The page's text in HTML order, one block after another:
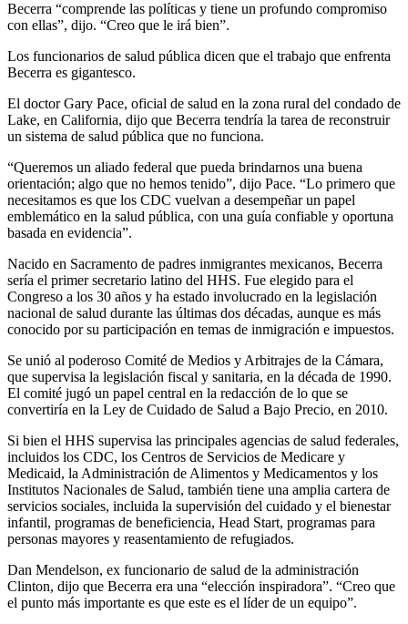
Becerra “comprende las políticas y tiene un profundo compromiso
con ellas”, dijo. “Creo que le irá bien”.
Los funcionarios de salud pública dicen que el trabajo que enfrenta
Becerra es gigantesco.
El doctor Gary Pace, oficial de salud en la zona rural del condado de
Lake, en California, dijo que Becerra tendría la tarea de reconstruir
un sistema de salud pública que no funciona.
“Queremos un aliado federal que pueda brindarnos una buena
orientación; algo que no hemos tenido”, dijo Pace. “Lo primero que
necesitamos es que los CDC vuelvan a desempeñar un papel
emblemático en la salud pública, con una guía confiable y oportuna
basada en evidencia”.
Nacido en Sacramento de padres inmigrantes mexicanos, Becerra
sería el primer secretario latino del HHS. Fue elegido para el
Congreso a los 30 años y ha estado involucrado en la legislación
nacional de salud durante las últimas dos décadas, aunque es más
conocido por su participación en temas de inmigración e impuestos.
Se unió al poderoso Comité de Medios y Arbitrajes de la Cámara,
que supervisa la legislación fiscal y sanitaria, en la década de 1990.
El comité jugó un papel central en la redacción de lo que se
convertiría en la Ley de Cuidado de Salud a Bajo Precio, en 2010.
Si bien el HHS supervisa las principales agencias de salud federales,
incluidos los CDC, los Centros de Servicios de Medicare y
Medicaid, la Administración de Alimentos y Medicamentos y los
Institutos Nacionales de Salud, también tiene una amplia cartera de
servicios sociales, incluida la supervisión del cuidado y el bienestar
infantil, programas de beneficiencia, Head Start, programas para
personas mayores y reasentamiento de refugiados.
Dan Mendelson, ex funcionario de salud de la administración
Clinton, dijo que Becerra era una “elección inspiradora”. “Creo que
el punto más importante es que este es el líder de un equipo”.